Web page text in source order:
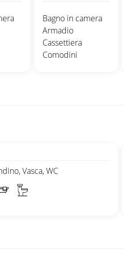
Bagno in camera
Armadio
Cassettiera
Comodini
Vasca, WC